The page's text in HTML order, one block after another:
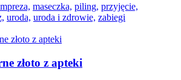
maseczka, piling, przyjęcie,
uroda, uroda i zdrowie, zabiegi
złoto z apteki